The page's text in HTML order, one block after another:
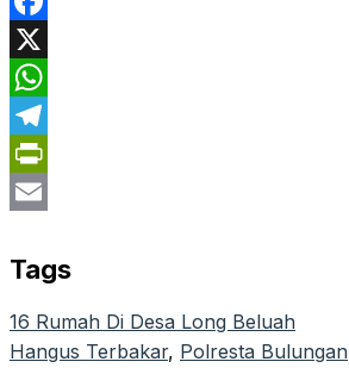
Facebook
X
WhatsApp
Telegram
PrintFriendly
Tags
16 Rumah Di Desa Long Beluah
Hangus Terbakar, Polresta Bulungan